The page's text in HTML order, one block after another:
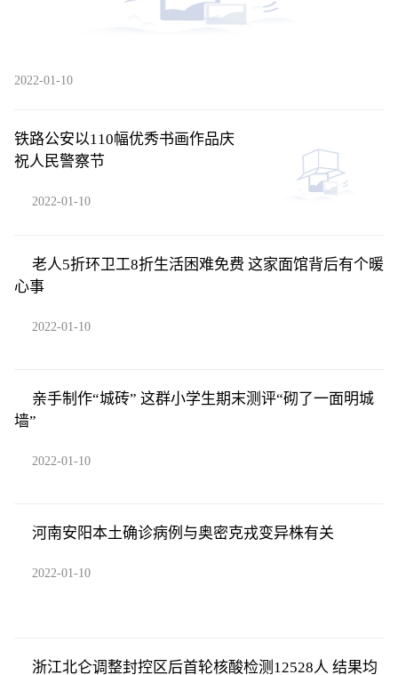
2022-01-10
铁路公安以110幅优秀书画作品庆
祝人民警察节
2022-01-10
老人5折环卫工8折生活困难免费 这家面馆背后有个暖
心事
2022-01-10
亲手制作“城砖” 这群小学生期末测评“砌了一面明城
墙”
2022-01-10
河南安阳本土确诊病例与奥密克戎变异株有关
2022-01-10
浙江北仑调整封控区后首轮核酸检测12528人 结果均